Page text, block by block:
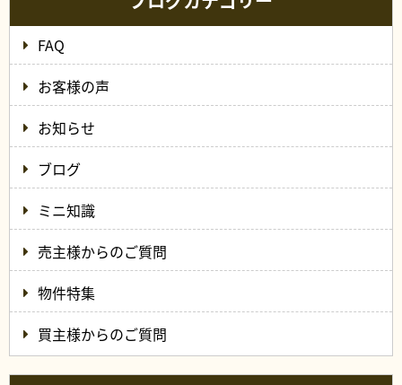
FAQ
お客様の声
お知らせ
ブログ
ミニ知識
売主様からのご質問
物件特集
買主様からのご質問